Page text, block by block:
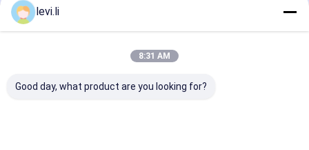
levi.li
8:31 AM
Good day, what product are you looking for?